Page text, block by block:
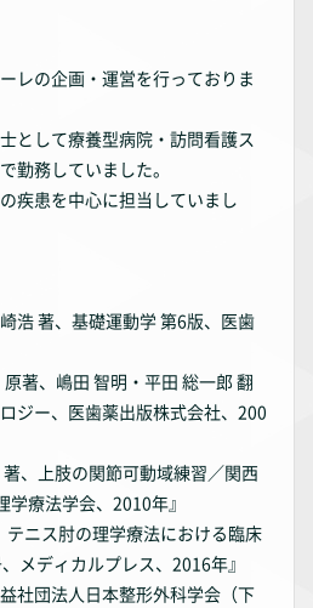
レの企画・運営を行っておりま
として療養型病院・訪問看護ス
勤務していました。
疾患を中心に担当していまし
浩 著、基礎運動学 第6版、医歯
著、嶋田 智明・平田 総一郎 翻
ジー、医歯薬出版株式会社、200
著、上肢の関節可動域練習／関西
療法学会、2010年』
テニス肘の理学療法における臨床
メディカルプレス、2016年』
社団法人日本整形外科学会（下